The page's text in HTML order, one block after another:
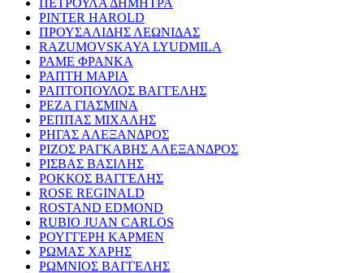
PINTER HAROLD
ΠΡΟΥΣΑΛΙΔΗΣ ΛΕΩΝΙΔΑΣ
RAZUMOVSKAYA LYUDMILA
ΡΑΜΕ ΦΡΑΝΚΑ
ΡΑΠΤΗ ΜΑΡΙΑ
ΡΑΠΤΟΠΟΥΛΟΣ ΒΑΓΓΕΛΗΣ
ΡΕΖΑ ΓΙΑΣΜΙΝΑ
ΡΕΠΠΑΣ ΜΙΧΑΛΗΣ
ΡΗΓΑΣ ΑΛΕΞΑΝΔΡΟΣ
ΡΙΖΟΣ ΡΑΓΚΑΒΗΣ ΑΛΕΞΑΝΔΡΟΣ
ΡΙΣΒΑΣ ΒΑΣΙΛΗΣ
ΡΟΚΚΟΣ ΒΑΓΓΕΛΗΣ
ROSE REGINALD
ROSTAND EDMOND
RUBIO JUAN CARLOS
ΡΟΥΓΓΕΡΗ ΚΑΡΜΕΝ
ΡΩΜΑΣ ΧΑΡΗΣ
ΡΩΜΝΙΟΣ ΒΑΓΓΕΛΗΣ